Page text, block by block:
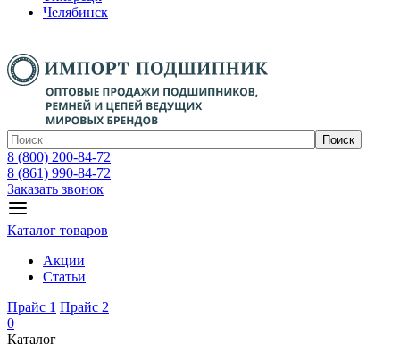
Челябинск
Поиск
8 (800) 200-84-72
8 (861) 990-84-72
Заказать звонок
Каталог товаров
Акции
Статьи
Прайс 1 Прайс 2
0
Каталог